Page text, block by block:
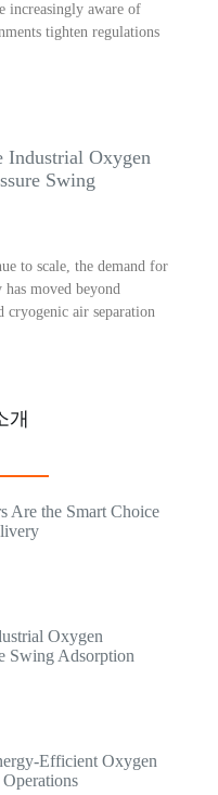
increasingly aware of
tighten regulations
Industrial Oxygen
Swing
to scale, the demand for
moved beyond
air separation
개
Are the Smart Choice
Oxygen
Swing Adsorption
Efficient Oxygen